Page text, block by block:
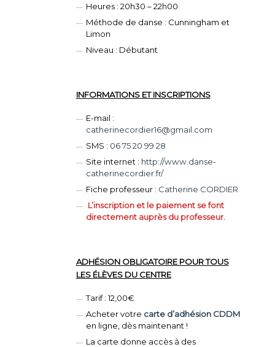
Heures : 20h30 – 22h00
Méthode de danse : Cunningham et
Limon
Niveau : Débutant
INFORMATIONS ET INSCRIPTIONS
E-mail :
catherinecordier16@gmail.com
SMS : 06 75 20 99 28
Site internet : http://www.danse-
catherinecordier.fr/
Fiche professeur : Catherine CORDIER
L’inscription et le paiement se font
directement auprès du professeur.
ADHÉSION OBLIGATOIRE POUR TOUS
LES ÉLÈVES DU CENTRE
Tarif : 12,00€
Acheter votre carte d’adhésion CDDM
en ligne, dès maintenant !
La carte donne accès à des